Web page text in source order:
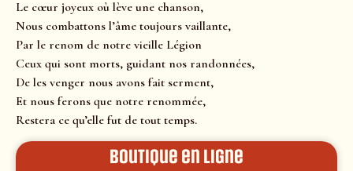
Le cœur joyeux où lève une chanson,
Nous combattons l’âme toujours vaillante,
Par le renom de notre vieille Légion
Ceux qui sont morts, guidant nos randonnées,
De les venger nous avons fait serment,
Et nous ferons que notre renommée,
Restera ce qu’elle fut de tout temps.
Boutique en ligne